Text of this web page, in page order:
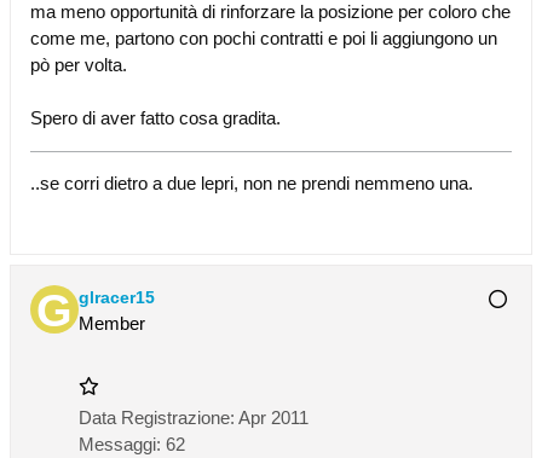
ma meno opportunità di rinforzare la posizione per coloro che
come me, partono con pochi contratti e poi li aggiungono un
pò per volta.
Spero di aver fatto cosa gradita.
..se corri dietro a due lepri, non ne prendi nemmeno una.
glracer15
Member
Data Registrazione: Apr 2011
Messaggi: 62